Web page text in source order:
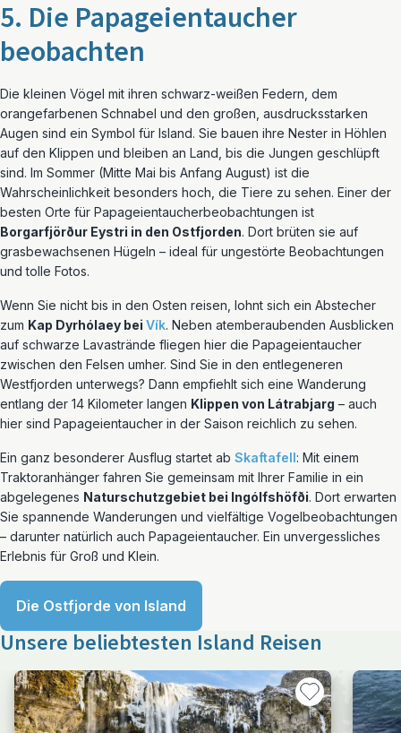
5. Die Papageientaucher
beobachten
Die kleinen Vögel mit ihren schwarz-weißen Federn, dem
orangefarbenen Schnabel und den großen, ausdrucksstarken
Augen sind ein Symbol für Island. Sie bauen ihre Nester in Höhlen
auf den Klippen und bleiben an Land, bis die Jungen geschlüpft
sind. Im Sommer (Mitte Mai bis Anfang August) ist die
Wahrscheinlichkeit besonders hoch, die Tiere zu sehen. Einer der
besten Orte für Papageientaucherbeobachtungen ist
Borgarfjörður Eystri in den Ostfjorden. Dort brüten sie auf
grasbewachsenen Hügeln – ideal für ungestörte Beobachtungen
und tolle Fotos.
Wenn Sie nicht bis in den Osten reisen, lohnt sich ein Abstecher
zum Kap Dyrhólaey bei Vík. Neben atemberaubenden Ausblicken
auf schwarze Lavastrände fliegen hier die Papageientaucher
zwischen den Felsen umher. Sind Sie in den entlegeneren
Westfjorden unterwegs? Dann empfiehlt sich eine Wanderung
entlang der 14 Kilometer langen Klippen von Látrabjarg – auch
hier sind Papageientaucher in der Saison reichlich zu sehen.
Ein ganz besonderer Ausflug startet ab Skaftafell: Mit einem
Traktoranhänger fahren Sie gemeinsam mit Ihrer Familie in ein
abgelegenes Naturschutzgebiet bei Ingólfshöfði. Dort erwarten
Sie spannende Wanderungen und vielfältige Vogelbeobachtungen
– darunter natürlich auch Papageientaucher. Ein unvergessliches
Erlebnis für Groß und Klein.
Die Ostfjorde von Island
Unsere beliebtesten Island Reisen